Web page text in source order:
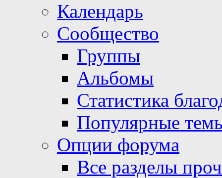
Календарь
Сообщество
Группы
Альбомы
Статистика
Популярные
Опции форума
Все разделы